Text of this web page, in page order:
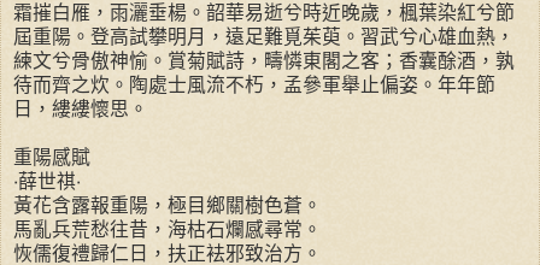
霜摧白雁，雨灑垂楊。韶華易逝兮時近晚歲，楓葉染紅兮節
屆重陽。登高試攀明月，遠足難覓茱萸。習武兮心雄血熱，
練文兮骨傲神愉。賞菊賦詩，疇憐東閣之客；香囊酴酒，孰
待而齊之炊。陶處士風流不朽，孟參軍舉止偏姿。年年節
日，縷縷懷思。
重陽感賦
‧薛世祺‧
黃花含露報重陽，極目鄉關樹色蒼。
馬亂兵荒愁往昔，海枯石爛感尋常。
恢儒復禮歸仁日，扶正袪邪致治方。